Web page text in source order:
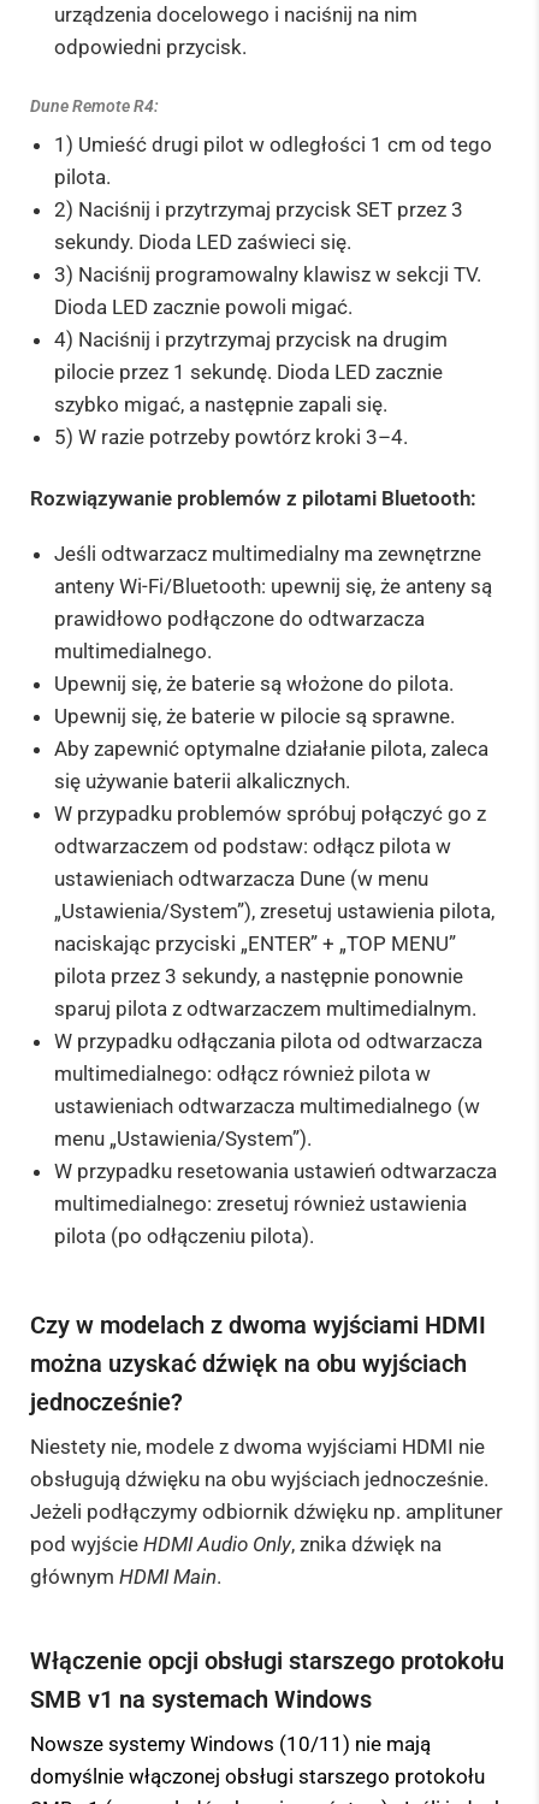
urządzenia docelowego i naciśnij na nim
odpowiedni przycisk.
Dune Remote R4:
1) Umieść drugi pilot w odległości 1 cm od tego
pilota.
2) Naciśnij i przytrzymaj przycisk SET przez 3
sekundy. Dioda LED zaświeci się.
3) Naciśnij programowalny klawisz w sekcji TV.
Dioda LED zacznie powoli migać.
4) Naciśnij i przytrzymaj przycisk na drugim
pilocie przez 1 sekundę. Dioda LED zacznie
szybko migać, a następnie zapali się.
5) W razie potrzeby powtórz kroki 3–4.
Rozwiązywanie problemów z pilotami Bluetooth:
Jeśli odtwarzacz multimedialny ma zewnętrzne
anteny Wi-Fi/Bluetooth: upewnij się, że anteny są
prawidłowo podłączone do odtwarzacza
multimedialnego.
Upewnij się, że baterie są włożone do pilota.
Upewnij się, że baterie w pilocie są sprawne.
Aby zapewnić optymalne działanie pilota, zaleca
się używanie baterii alkalicznych.
W przypadku problemów spróbuj połączyć go z
odtwarzaczem od podstaw: odłącz pilota w
ustawieniach odtwarzacza Dune (w menu
„Ustawienia/System”), zresetuj ustawienia pilota,
naciskając przyciski „ENTER” + „TOP MENU”
pilota przez 3 sekundy, a następnie ponownie
sparuj pilota z odtwarzaczem multimedialnym.
W przypadku odłączania pilota od odtwarzacza
multimedialnego: odłącz również pilota w
ustawieniach odtwarzacza multimedialnego (w
menu „Ustawienia/System”).
W przypadku resetowania ustawień odtwarzacza
multimedialnego: zresetuj również ustawienia
pilota (po odłączeniu pilota).
Czy w modelach z dwoma wyjściami HDMI
można uzyskać dźwięk na obu wyjściach
jednocześnie?
Niestety nie, modele z dwoma wyjściami HDMI nie
obsługują dźwięku na obu wyjściach jednocześnie.
Jeżeli podłączymy odbiornik dźwięku np. amplituner
pod wyjście HDMI Audio Only, znika dźwięk na
głównym HDMI Main.
Włączenie opcji obsługi starszego protokołu
SMB v1 na systemach Windows
Nowsze systemy Windows (10/11) nie mają
domyślnie włączonej obsługi starszego protokołu